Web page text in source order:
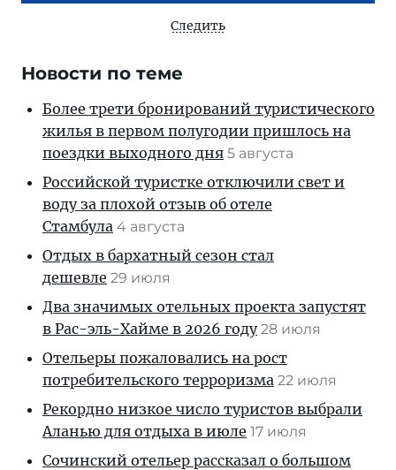
Следить
Новости по теме
Более трети бронирований туристического
жилья в первом полугодии пришлось на
поездки выходного дня 5 августа
Российской туристке отключили свет и
воду за плохой отзыв об отеле
Стамбула 4 августа
Отдых в бархатный сезон стал
дешевле 29 июля
Два значимых отельных проекта запустят
в Рас-эль-Хайме в 2026 году 28 июля
Отельеры пожаловались на рост
потребительского терроризма 22 июля
Рекордно низкое число туристов выбрали
Аланью для отдыха в июле 17 июля
Сочинский отельер рассказал о большом